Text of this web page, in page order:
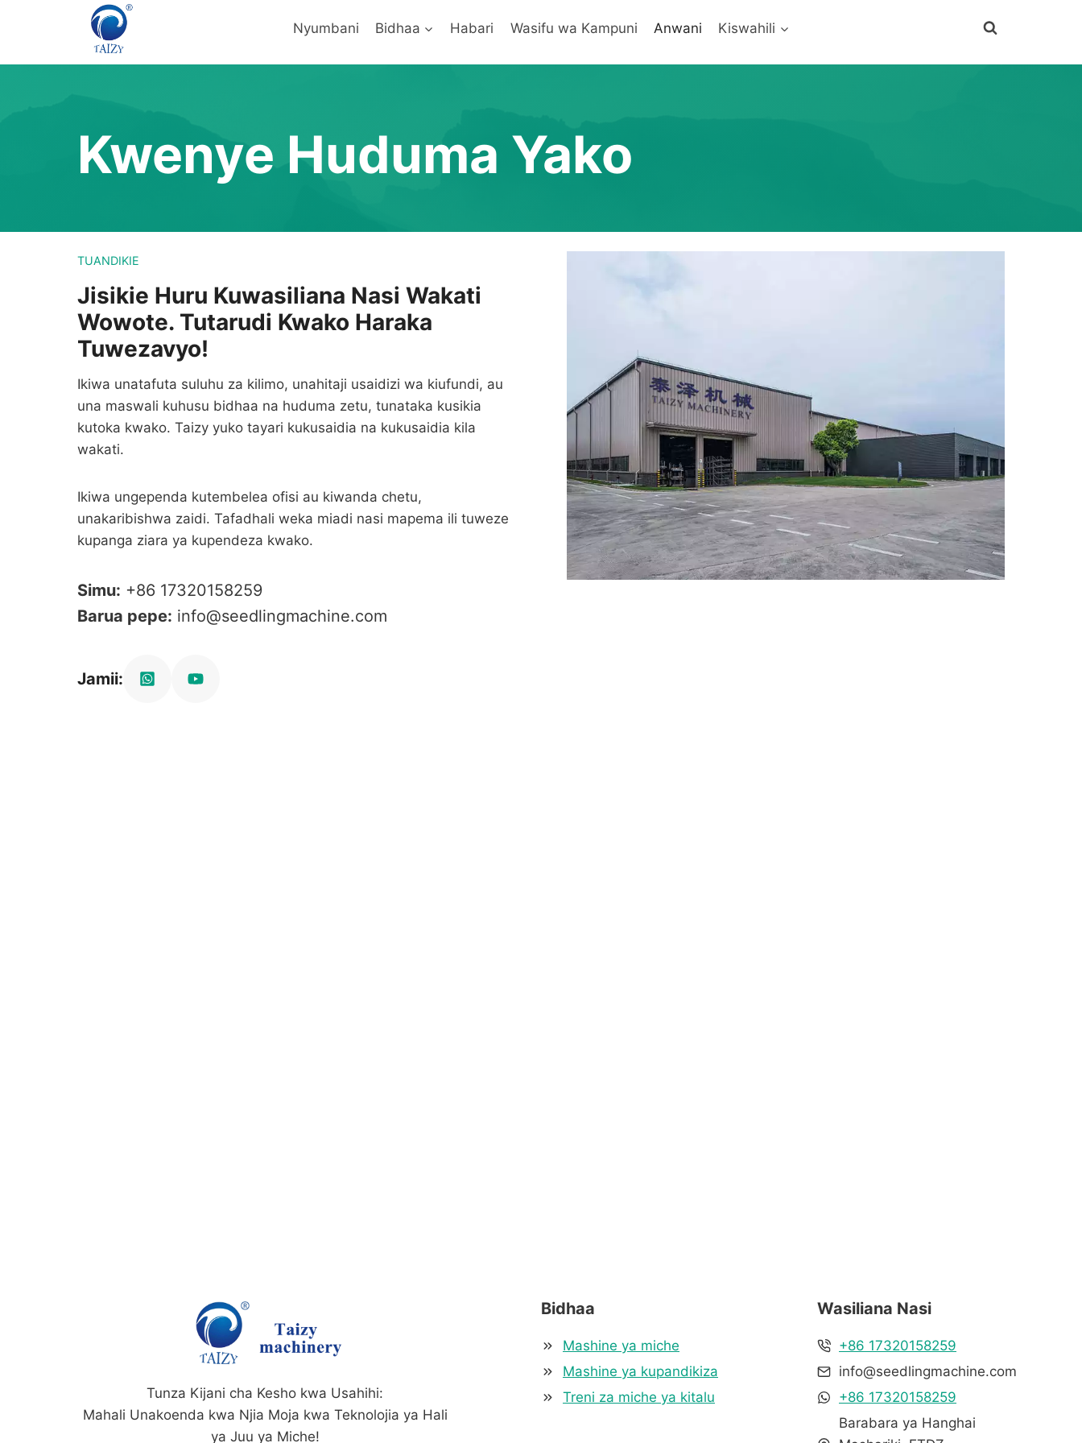
Nyumbani Bidhaa Habari Wasifu wa Kampuni Anwani Kiswahili
Kwenye Huduma Yako
TUANDIKIE
Jisikie Huru Kuwasiliana Nasi Wakati
Wowote. Tutarudi Kwako Haraka
Tuwezavyo!
Ikiwa unatafuta suluhu za kilimo, unahitaji usaidizi wa kiufundi, au
una maswali kuhusu bidhaa na huduma zetu, tunataka kusikia
kutoka kwako. Taizy yuko tayari kukusaidia na kukusaidia kila
wakati.
Ikiwa ungependa kutembelea ofisi au kiwanda chetu,
unakaribishwa zaidi. Tafadhali weka miadi nasi mapema ili tuweze
kupanga ziara ya kupendeza kwako.
Simu: +86 17320158259
Barua pepe: info@seedlingmachine.com
Jamii:
Tunza Kijani cha Kesho kwa Usahihi:
Mahali Unakoenda kwa Njia Moja kwa Teknolojia ya Hali
ya Juu ya Miche!
Bidhaa
Mashine ya miche
Mashine ya kupandikiza
Treni za miche ya kitalu
Wasiliana Nasi
+86 17320158259
info@seedlingmachine.com
+86 17320158259
Barabara ya Hanghai